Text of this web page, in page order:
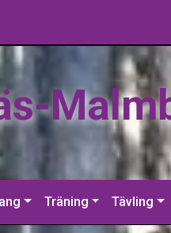
Träning Tävling